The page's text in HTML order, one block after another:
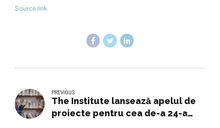
Source link
PREVIOUS
The Institute lansează apelul de
proiecte pentru cea de-a 24-a